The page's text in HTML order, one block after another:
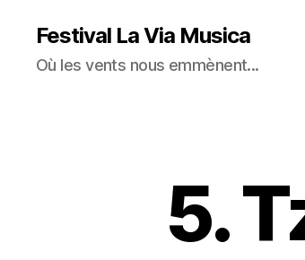
Festival La Via Musica
Où les vents nous emmènent...
5.